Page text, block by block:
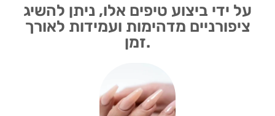
על ידי ביצוע טיפים אלו, ניתן להשיג
ציפורניים מדהימות ועמידות לאורך
זמן.